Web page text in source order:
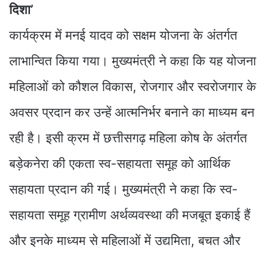
दिशा’
कार्यक्रम में मनई यादव को सक्षम योजना के अंतर्गत
लाभान्वित किया गया। मुख्यमंत्री ने कहा कि यह योजना
महिलाओं को कौशल विकास, रोजगार और स्वरोजगार के
अवसर प्रदान कर उन्हें आत्मनिर्भर बनाने का माध्यम बन
रही है। इसी क्रम में छत्तीसगढ़ महिला कोष के अंतर्गत
बड़ेकनेरा की एकता स्व-सहायता समूह को आर्थिक
सहायता प्रदान की गई। मुख्यमंत्री ने कहा कि स्व-
सहायता समूह ग्रामीण अर्थव्यवस्था की मजबूत इकाई हैं
और इनके माध्यम से महिलाओं में उद्यमिता, बचत और